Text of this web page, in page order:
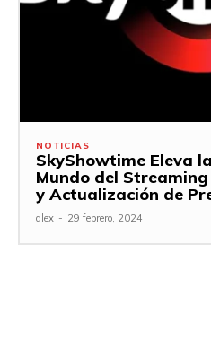
NOTICIAS
SkyShowtime Eleva
Mundo del Streaming
y Actualización de
alex - 29 febrero, 2024